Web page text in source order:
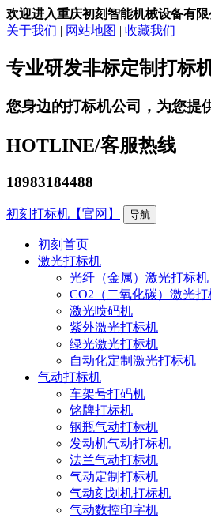
欢迎进入重庆初刻智能机械设备有限
关于我们 | 网站地图 | 收藏我们
专业研发非标定制打标
您身边的打标机公司，为您提
HOTLINE/客服热线
18983184488
初刻打标机【官网】 导航
初刻首页
激光打标机
光纤（金属）激光打标机
CO2（二氧化碳）激光打
激光喷码机
紫外激光打标机
绿光激光打标机
自动化定制激光打标机
气动打标机
车架号打码机
铭牌打标机
钢瓶气动打标机
发动机气动打标机
法兰气动打标机
气动定制打标机
气动刻划机打标机
气动数控印字机